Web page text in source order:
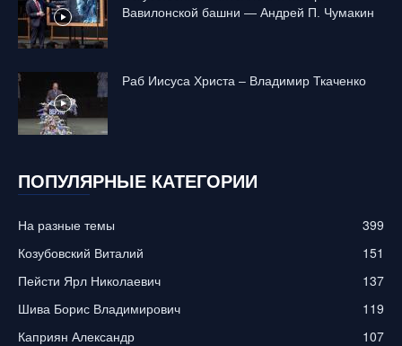
Вавилонской башни — Андрей П. Чумакин
Раб Иисуса Христа – Владимир Ткаченко
ПОПУЛЯРНЫЕ КАТЕГОРИИ
На разные темы
399
Козубовский Виталий
151
Пейсти Ярл Николаевич
137
Шива Борис Владимирович
119
Каприян Александр
107